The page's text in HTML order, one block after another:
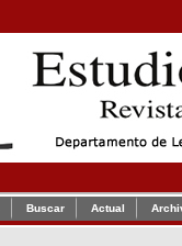
Buscar Actual